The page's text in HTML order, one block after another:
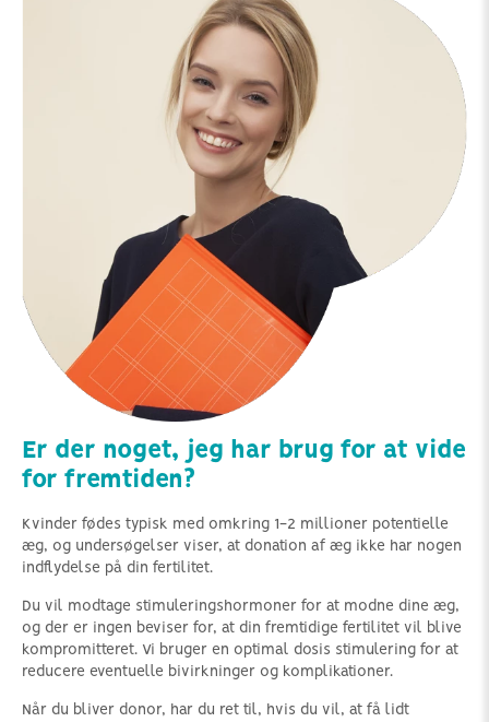
Er der noget, jeg har brug for at vide
for fremtiden?
Kvinder fødes typisk med omkring 1-2 millioner potentielle
æg, og undersøgelser viser, at donation af æg ikke har nogen
indflydelse på din fertilitet.
Du vil modtage stimuleringshormoner for at modne dine æg,
og der er ingen beviser for, at din fremtidige fertilitet vil blive
kompromitteret. Vi bruger en optimal dosis stimulering for at
reducere eventuelle bivirkninger og komplikationer.
Når du bliver donor, har du ret til, hvis du vil, at få lidt